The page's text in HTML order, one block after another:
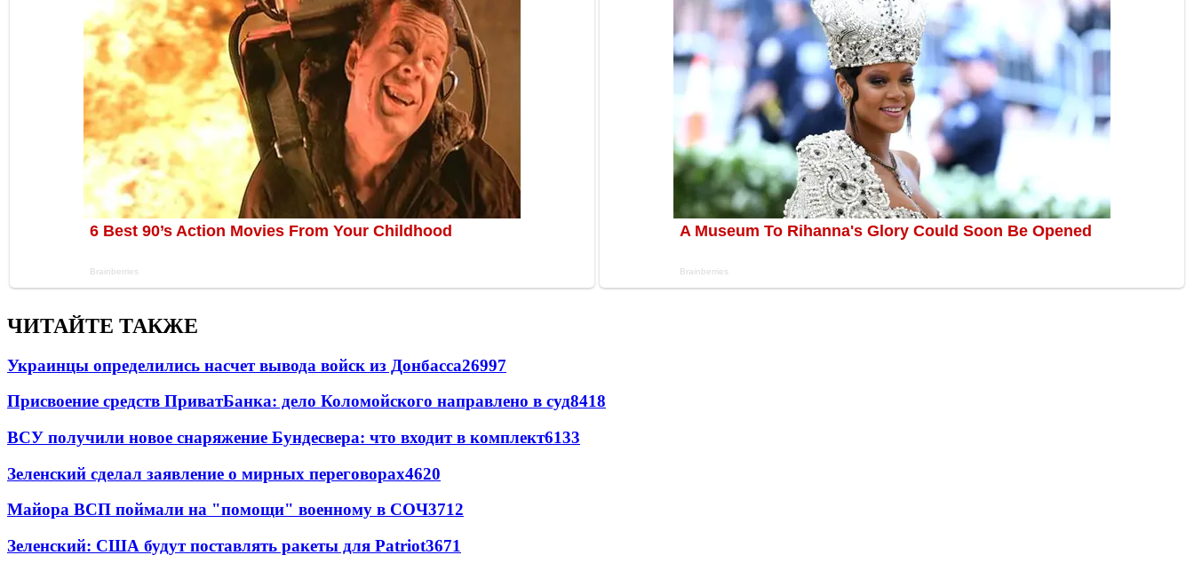
ЧИТАЙТЕ ТАКЖЕ
Украинцы определились насчет вывода войск из Донбасса26997
Присвоение средств ПриватБанка: дело Коломойского направлено в суд8418
ВСУ получили новое снаряжение Бундесвера: что входит в комплект6133
Зеленский сделал заявление о мирных переговорах4620
Майора ВСП поймали на "помощи" военному в СОЧ3712
Зеленский: США будут поставлять ракеты для Patriot3671